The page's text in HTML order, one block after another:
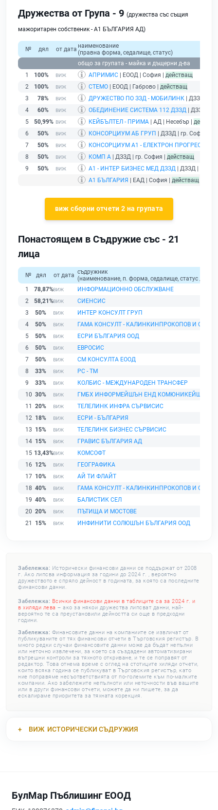
Дружества от Група - 9 (дружества със същия
мажоритарен собственик - А1 БЪЛГАРИЯ АД)
№ дял от дата наименование
(правна форма, седалище, статус)
общо за групата - майка и дъщерни д-ва
1
100% АПРИМИС | ЕООД | София | действащ
2
100% СТЕМО | ЕООД | Габрово | действащ
3
78% ДРУЖЕСТВО ПО ЗЗД - МОБИЛИНК | ДЗЗД |
4
60% ОБЕДИНЕНИЕ СИСТЕМА 112 ДЗЗД | ДЗЗД |
5
50,99% КЕЙБЪЛТЕЛ - ПРИМА | АД | Несебър |
6
50% КОНСОРЦИУМ АБ ГРУП | ДЗЗД | гр. София |
7
50%
КОНСОРЦИУМ А1 - ЕЛЕКТРОН ПРОГРЕС ДЗЗД
8
50% КОМП А | ДЗЗД | гр. София | действащ
9
50% А1 - ИНТЕР БИЗНЕС МЕД ДЗЗД | ДЗЗД | гр.
А1 БЪЛГАРИЯ
| ЕАД | София | действащ
виж сборни отчети 2 на групата
Понастоящем в Съдружие със - 21
лица
№ дял от дата съдружник
(наименование, п. форма, седалище, статус /
1
78,87%
ИНФОРМАЦИОННО ОБСЛУЖВАНЕ
2
58,21%
СИЕНСИС
3
50%
ИНТЕР КОНСУЛТ ГРУП
4
50%
ГАМА КОНСУЛТ - КАЛИНКИНПРОКОПОВ И С - ИЕ
5
50%
ЕСРИ БЪЛГАРИЯ ООД
6
50%
ЕВРОСИС
7
50%
СМ КОНСУЛТА ЕООД
8
33%
РС - ТМ
9
33%
КОЛБИС - МЕЖДУНАРОДЕН ТРАНСФЕР
10 30%
ГМБХ ИНФОРМЕЙШЪН ЕНД КОМЮНИКЕЙШЪН -
11 20%
ТЕЛЕЛИНК ИНФРА СЪРВИСИС
12 18%
ЕСРИ - БЪЛГАРИЯ
13 15%
ТЕЛЕЛИНК БИЗНЕС СЪРВИСИС
14 15%
ГРАВИС БЪЛГАРИЯ АД
15 13,43%
КОМСОФТ
16 12%
ГЕОГРАФИКА
17 10%
АЙ ТИ ФЛАЙТ
18 40%
ГАМА КОНСУЛТ - КАЛИНКИНПРОКОПОВ И С - ИЕ
19 40%
БАЛИСТИК СЕЛ
20 20%
ПЪТИЩА И МОСТОВЕ
21
15% ИНФИНИТИ СОЛЮШЪН БЪЛГАРИЯ ООД
Забележка: Исторически финансови данни се поддържат от 2008
г. Ако липсва информация за години до 2024 г. , вероятно
дружеството е спряло дейност в годината, за която са последните
финансови данни.
Забележка: Всички финансови данни в таблиците са за 2024 г. и
в хиляди лева – ако за някои дружества липсват данни, най-
вероятно те са преустановили дейността си още в предходни
години.
Забележка: Финансовите данни на компаниите се извличат от
публикуваните от тях финансови отчети в Търговския регистър. В
много редки случаи финансовите данни може да бъдат непълни
или неточно извлечени, за което са създадени автоматизирани
вътрешни контроли за тяхното откриване, и те се поправят от
редактор. Това отнема време с оглед на стотиците хиляди отчети,
които всяка година се публикуват в Търговския регистър, като
ние поправяме несъответствията от по-големите към по-малките
компании. Ако забележите непълноти или неточности във вашите
или в други финансови отчети, можете да ни пишете, за да
ескалираме приоритета за тяхната корекция.
ВИЖ ИСТОРИЧЕСКИ СЪДРУЖИЯ
БулМар Пъблишинг ЕООД